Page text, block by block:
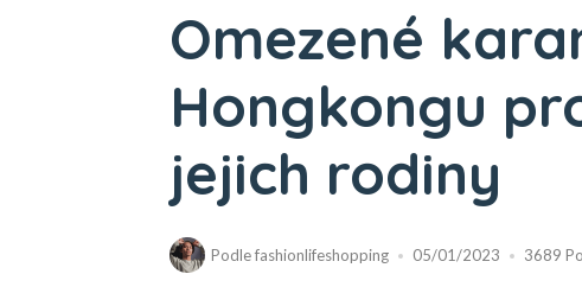
Omezené
Hongkongu
jejich rodiny
Podlefashionlifeshopping 05/01/2023 3689